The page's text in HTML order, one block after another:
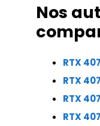
Nos
RTX
RTX
RTX
RTX